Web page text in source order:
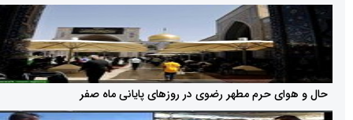
حرم مطهر رضوی در روزهای پایانی ماه صفر